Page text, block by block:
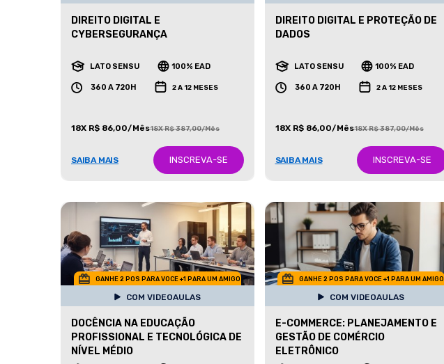
DIREITO DIGITAL E
CYBERSEGURANÇA
LATO SENSU 100% EAD
360 A 720H 2 A 12 MESES
18X R$ 86,00/Mês18X R$ 387,00/Mês
SAIBA MAIS INSCREVA-SE
DIREITO DIGITAL E PROTEÇÃO DE
DADOS
LATO SENSU 100% EAD
360 A 720H 2 A 12 MESES
18X R$ 86,00/Mês18X R$ 387,00/Mês
SAIBA MAIS INSCREVA-SE
GANHE 2 POS PARA VOCE +1 PARA UM AMIGO
COM VIDEOAULAS
DOCÊNCIA NA EDUCAÇÃO
PROFISSIONAL E TECNOLÓGICA DE
NÍVEL MÉDIO
GANHE 2 POS PARA VOCE +1 PARA UM AMIGO
COM VIDEOAULAS
E-COMMERCE: PLANEJAMENTO E
GESTÃO DE COMÉRCIO
ELETRÔNICO